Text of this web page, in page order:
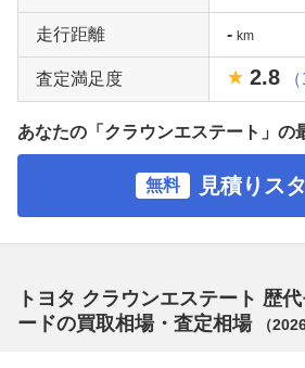
走行距離 - km
査定満足度 2.8
あなたの「クラウンエステート」の
無料 見積りス
トヨタ クラウンエステート 歴
ードの買取相場・査定相場
（